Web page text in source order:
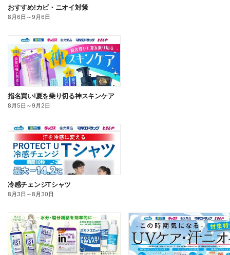
おすすめ!カビ・ニオイ対策
8月6日 ～9月6日
指名買い!夏を乗り切る神スキンケア
8月5日 ～9月2日
冷感チェンジTシャツ
8月3日 ～8月30日